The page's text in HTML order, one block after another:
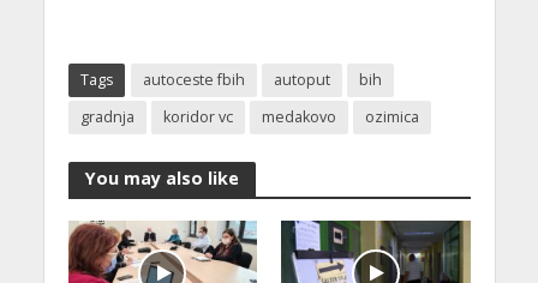
Tags autoceste fbih autoput
bih
gradnja
koridor vc medakovo ozimica
You may also like